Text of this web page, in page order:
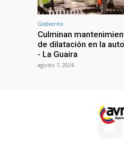
Gobierno
Culminan
de dilatación en la
- La Guaira
agosto 7, 2026